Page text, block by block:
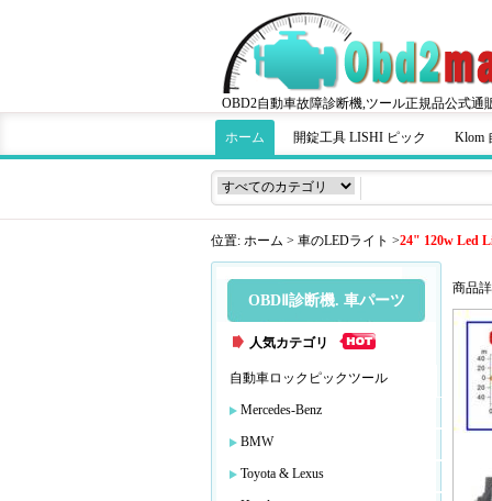
OBD2自動車故障診断機,ツール正規品公式通
ホーム 開錠工具 LISHI ピック Klom
位置: ホーム > 車のLEDライト >24" 120w Led
OBDⅡ診断機. 車パーツ
人気カテゴリ
自動車ロックピックツール
Mercedes-Benz
BMW
Toyota & Lexus
商品